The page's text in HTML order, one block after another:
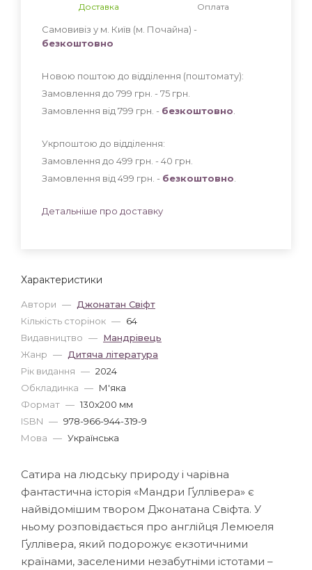
Характеристики
Автори — Джонатан Свiфт
Кількість сторінок — 64
Видавництво — Мандрівець
Жанр — Дитяча література
Рік видання — 2024
Обкладинка — М'яка
Формат — 130x200 мм
ISBN — 978-966-944-319-9
Мова — Українська
Доставка
Оплата
Самовивіз у м. Київ (м. Почайна) -
безкоштовно
Новою поштою до відділення (поштомату):
Замовлення до 799 грн. - 75 грн
Замовлення від 799 грн. - безкоштовно
Укрпоштою до відділення:
Замовлення до 499 грн. - 40 грн
Замовлення від 499 грн. - безкоштовно
Детальніше про доставку
Сатира на людську природу і чарівна
фантастична історія «Мандри Ґуллівера» є
найвідомішим твором Джонатана Свіфта. У
ньому розповідається про англійця Лемюеля
Ґуллівера, який подорожує екзотичними
країнами, заселеними незабутніми істотами –